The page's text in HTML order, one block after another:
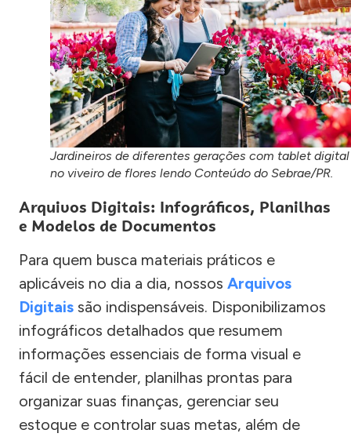
Jardineiros de diferentes gerações com tablet digital
no viveiro de flores lendo Conteúdo do Sebrae/PR.
Arquivos Digitais: Infográficos, Planilhas
e Modelos de Documentos
Para quem busca materiais práticos e
aplicáveis no dia a dia, nossos Arquivos
Digitais são indispensáveis. Disponibilizamos
infográficos detalhados que resumem
informações essenciais de forma visual e
fácil de entender, planilhas prontas para
organizar suas finanças, gerenciar seu
estoque e controlar suas metas, além de